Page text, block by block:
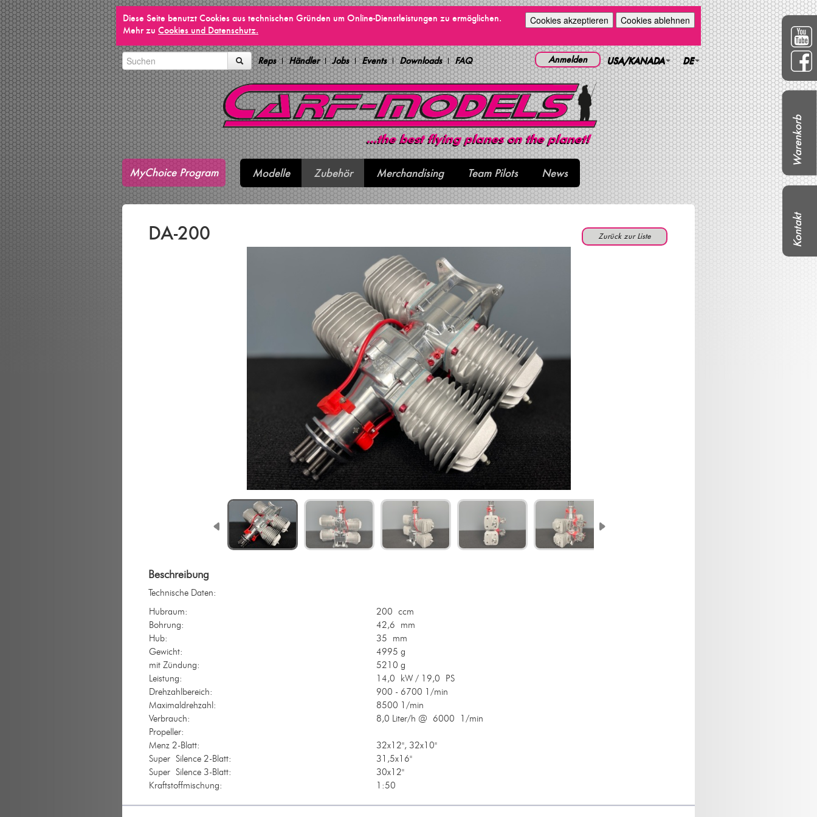
Cookies akzeptieren Cookies ablehnen
Diese Seite benutzt Cookies aus technischen Gründen um Online-Dienstleistungen zu ermöglichen.
Mehr zu Cookies und Datenschutz.
Reps Händler Jobs Events Downloads FAQ DE
USA/KANADA
Anmelden
MyChoice Program Modelle Zubehör Merchandising Team Pilots News
Zurück zur Liste
DA-200
Beschreibung
Technische Daten:
Hubraum:
200 ccm
Bohrung:
42,6 mm
Hub:
35 mm
Gewicht:
4995 g
mit Zündung:
5210 g
Leistung:
14,0 kW / 19,0 PS
Drehzahlbereich:
900 - 6700 1/min
Maximaldrehzahl:
8500 1/min
Verbrauch:
8,0 Liter/h @ 6000 1/min
Propeller:
Menz 2-Blatt:
32x12", 32x10"
Super Silence 2-Blatt:
31,5x16"
Super Silence 3-Blatt:
30x12"
Kraftstoffmischung:
1:50
Warenkorb
Kontakt